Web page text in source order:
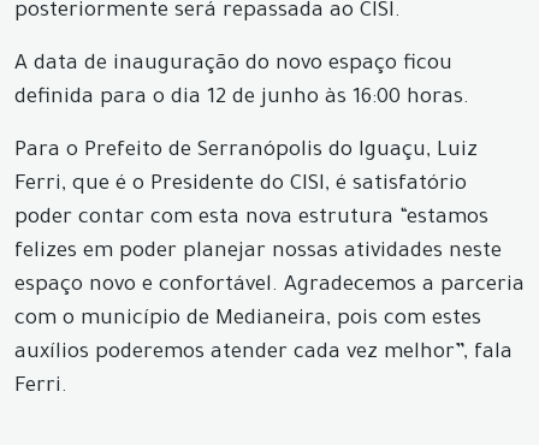
posteriormente será repassada ao CISI.
A data de inauguração do novo espaço ficou
definida para o dia 12 de junho às 16:00 horas.
Para o Prefeito de Serranópolis do Iguaçu, Luiz
Ferri, que é o Presidente do CISI, é satisfatório
poder contar com esta nova estrutura “estamos
felizes em poder planejar nossas atividades neste
espaço novo e confortável. Agradecemos a parceria
com o município de Medianeira, pois com estes
auxílios poderemos atender cada vez melhor”, fala
Ferri.